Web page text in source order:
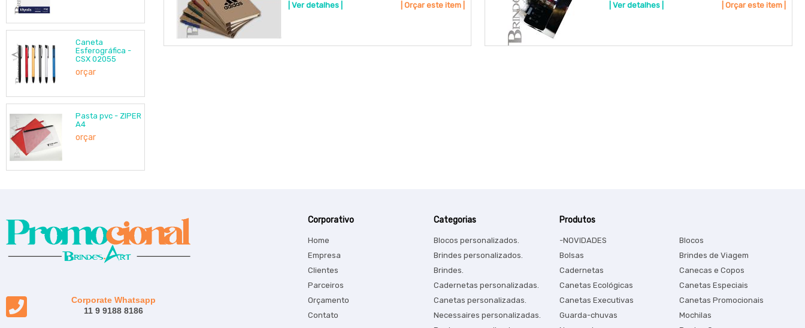
Caneta
Esferográfica -
CSX 02055
orçar
Pasta pvc - ZIPER
A4
orçar
| Ver detalhes | | Orçar este item | | Ver detalhes | | Orçar este item |
Corporate Whatsapp
11 9 9188 8186
Corporativo
Home
Empresa
Clientes
Parceiros
Orçamento
Contato
Categorias
Blocos personalizados.
Brindes personalizados.
Brindes.
Cadernetas personalizadas.
Canetas personalizadas.
Necessaires personalizadas.
Produtos
-NOVIDADES
Blocos
Bolsas
Brindes de Viagem
Cadernetas
Canecas e Copos
Canetas Ecológicas
Canetas Especiais
Canetas Executivas
Canetas Promocionais
Guarda-chuvas
Mochilas